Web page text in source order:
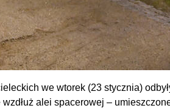
we wtorek (23 stycznia)
alei spacerowej –